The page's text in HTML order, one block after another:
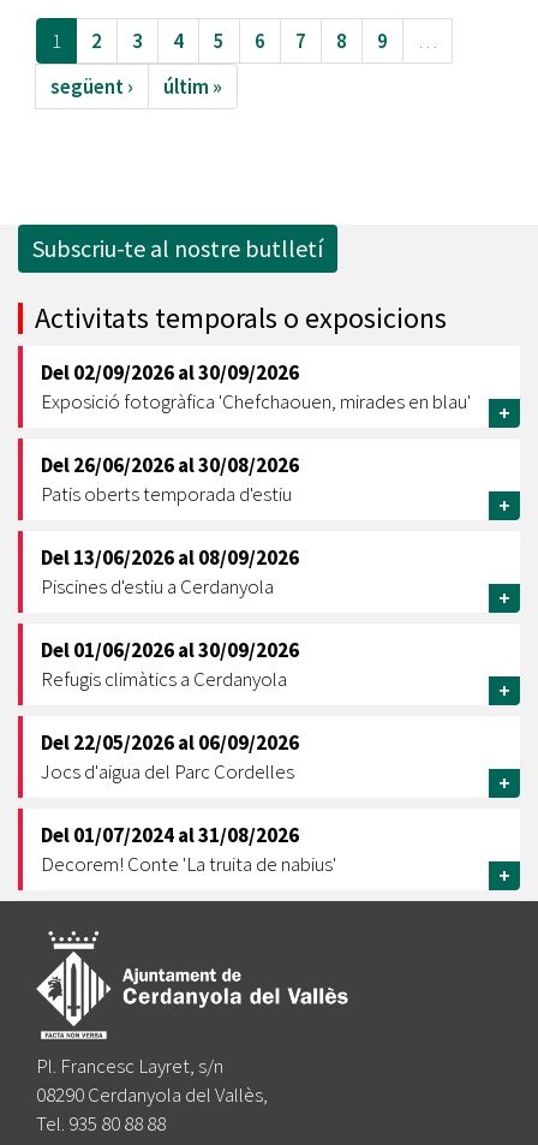
1 2 3 4 5 6 7 8 9
…
següent ›
últim »
Subscriu-te al nostre butlletí
Activitats temporals o exposicions
Del02/09/2026al30/09/2026
Exposició fotogràfica 'Chefchaouen, mirades en blau'
+
Del26/06/2026al30/08/2026
Patis oberts temporada d'estiu
+
Del13/06/2026al08/09/2026
Piscines d'estiu a Cerdanyola
+
Del01/06/2026al30/09/2026
Refugis climàtics a Cerdanyola
+
Del22/05/2026al06/09/2026
Jocs d'aigua del Parc Cordelles
+
Del01/07/2024al31/08/2026
Decorem! Conte 'La truita de nabius'
+
Pl. Francesc Layret, s/n
08290 Cerdanyola del Vallès,
Tel. 935 80 88 88